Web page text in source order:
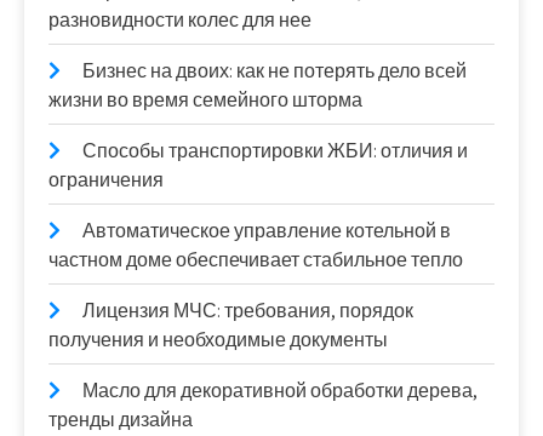
разновидности колес для нее
Бизнес на двоих: как не потерять дело всей
жизни во время семейного шторма
Способы транспортировки ЖБИ: отличия и
ограничения
Автоматическое управление котельной в
частном доме обеспечивает стабильное тепло
Лицензия МЧС: требования, порядок
получения и необходимые документы
Масло для декоративной обработки дерева,
тренды дизайна